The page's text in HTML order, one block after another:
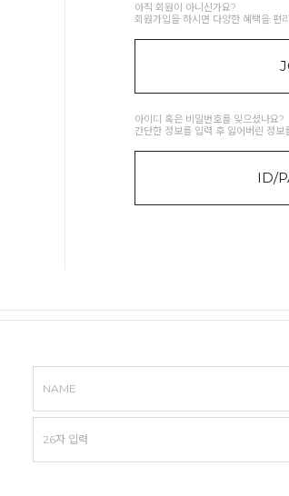
아직 회원이 아니신가요?
회원가입을 하시면 다양한 혜택을 편
아이디 혹은 비밀번호를 잊으셨나요?
간단한 정보를 입력 후 잃어버린 정보
ID/
NAME